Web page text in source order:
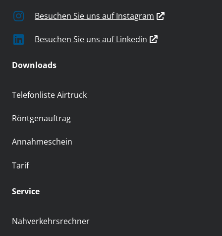
Besuchen Sie uns auf Instagram
Besuchen Sie uns auf Linkedin
Downloads
Telefonliste Airtruck
Röntgenauftrag
Annahmeschein
Tarif
Service
Nahverkehrsrechner